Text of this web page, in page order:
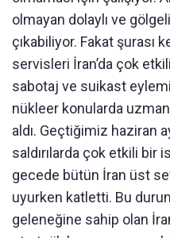
olmayan dolaylı ve
çıkabiliyor. Fakat şurası
servisleri İran’da çok
sabotaj ve suikast
nükleer konularda
aldı. Geçtiğimiz haziran
saldırılarda çok etkili bir
gecede bütün İran üst
uyurken katletti. Bu
geleneğine sahip olan